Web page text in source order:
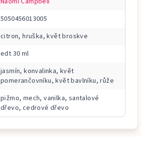
5050456013005
citron, hruška, květ broskve
edt 30 ml
jasmín, konvalinka, květ
pomerančovníku, květ bavlníku, růže
pižmo, mech, vanilka, santalové
dřevo, cedrové dřevo